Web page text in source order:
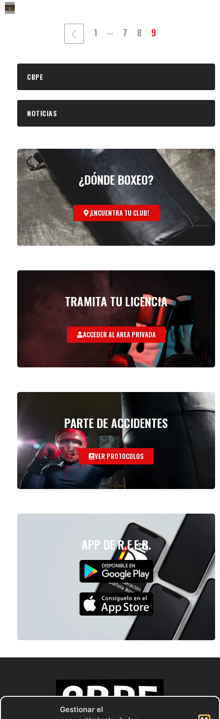
Gestionar el
1 ... 7 8 9
CBPE
NOTICIAS
¿DÓNDE BOXEO?
¡ENCUENTRA TU CLUB!
TRAMITA TU LICENCIA
ACCEDER AL AREA PRIVADA
PARTE DE ACCIDENTES
VER PROTOCOLOS
APP DE R.F.E.B.